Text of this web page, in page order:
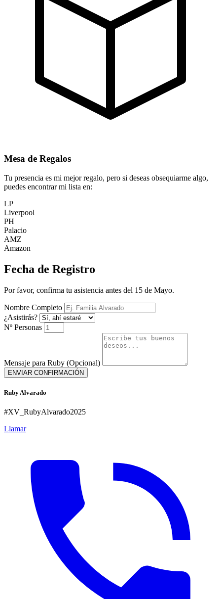
Mesa de Regalos
Tu presencia es mi mejor regalo, pero si deseas obsequiarme algo,
puedes encontrar mi lista en:
LP
Liverpool
PH
Palacio
AMZ
Amazon
Fecha de Registro
Por favor, confirma tu asistencia antes del 15 de Mayo.
Nombre Completo
¿Asistirás?
Nº Personas
Mensaje para Ruby (Opcional)
ENVIAR CONFIRMACIÓN
Ruby Alvarado
#XV_RubyAlvarado2025
Llamar